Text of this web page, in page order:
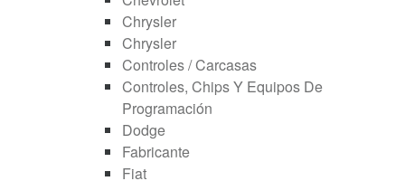
Chrysler
Chrysler
Controles / Carcasas
Controles, Chips Y Equipos De
Programación
Dodge
Fabricante
Fiat